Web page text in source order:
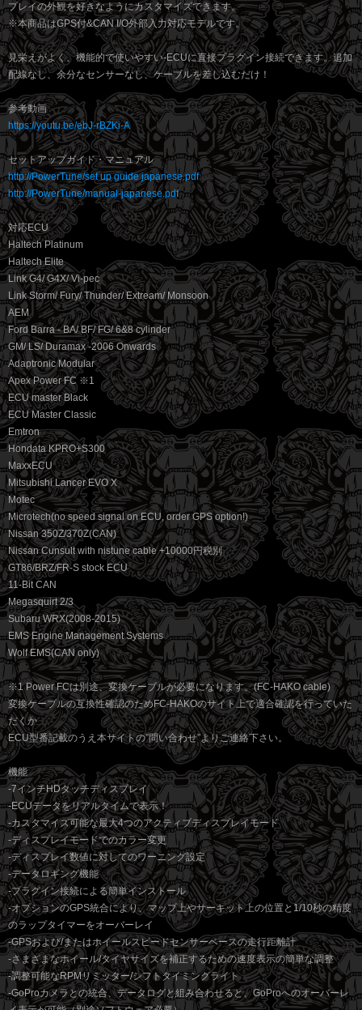
プレイの外観を好きなようにカスタマイズできます。
※本商品はGPS付&CAN I/O外部入力対応モデルです。
見栄えがよく、機能的で使いやすい-ECUに直接プラグイン接続できます。追加
配線なし、余分なセンサーなし、ケーブルを差し込むだけ！
参考動画
https://youtu.be/ebJ-rBZKi-A
セットアップガイド・マニュアル
http://PowerTune/set up guide japanese.pdf
http://PowerTune/manual-japanese.pdf
対応ECU
Haltech Platinum
Haltech Elite
Link G4/ G4X/ Vi-pec
Link Storm/ Fury/ Thunder/ Extream/ Monsoon
AEM
Ford Barra - BA/ BF/ FG/ 6&8 cylinder
GM/ LS/ Duramax -2006 Onwards
Adaptronic Modular
Apex Power FC ※1
ECU master Black
ECU Master Classic
Emtron
Hondata KPRO+S300
MaxxECU
Mitsubishi Lancer EVO X
Motec
Microtech(no speed signal on ECU, order GPS option!)
Nissan 350Z/370Z(CAN)
Nissan Cunsult with nistune cable +10000円税別
GT86/BRZ/FR-S stock ECU
11-Bit CAN
Megasquirt 2/3
Subaru WRX(2008-2015)
EMS Engine Management Systems
Wolf EMS(CAN only)
※1 Power FCは別途、変換ケーブルが必要になります。(FC-HAKO cable)
変換ケーブルの互換性確認のためFC-HAKOのサイト上で適合確認を行っていた
だくか
ECU型番記載のうえ本サイトの”問い合わせ”よりご連絡下さい。
機能
-7インチHDタッチディスプレイ
-ECUデータをリアルタイムで表示！
-カスタマイズ可能な最大4つのアクティブディスプレイモード
-ディスプレイモードでのカラー変更
-ディスプレイ数値に対してのワーニング設定
-データロギング機能
-プラグイン接続による簡単インストール
-オプションのGPS統合により、マップ上やサーキット上の位置と1/10秒の精度
のラップタイマーをオーバーレイ
-GPSおよび/またはホイールスピードセンサーベースの走行距離計
-さまざまなホイール/タイヤサイズを補正するための速度表示の簡単な調整
-調整可能なRPMリミッター/シフトタイミングライト
-GoProカメラとの統合、データログと組み合わせると、GoProへのオーバーレ